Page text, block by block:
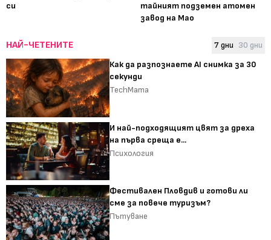
си
тайният подземен атомен
завод на Мао
НАЙ-ЧЕТЕНИТЕ 7 дни 30 дни
Как да разпознаете AI снимка за 30
секунди
TechMama
И най-подходящият цвят за дреха
на първа среща е...
Психология
Фестивален Пловдив и готови ли
сме за повече туризъм?
Пътуване